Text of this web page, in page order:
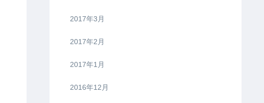
2017年3月
2017年2月
2017年1月
2016年12月